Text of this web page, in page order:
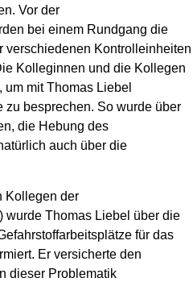
Vor der
bei einem Rundgang die
verschiedenen Kontrolleinheiten
Kolleginnen und die Kollegen
mit Thomas Liebel
besprechen. So wurde über
die Hebung des
auch über die
Kollegen der
wurde Thomas Liebel über die
für das
Er versicherte den
dieser Problematik